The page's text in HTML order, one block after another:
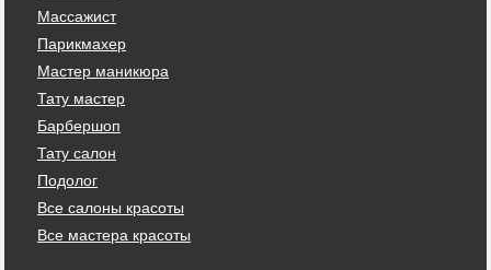
Массажист
Парикмахер
Мастер маникюра
Тату мастер
Барбершоп
Тату салон
Подолог
Все салоны красоты
Все мастера красоты